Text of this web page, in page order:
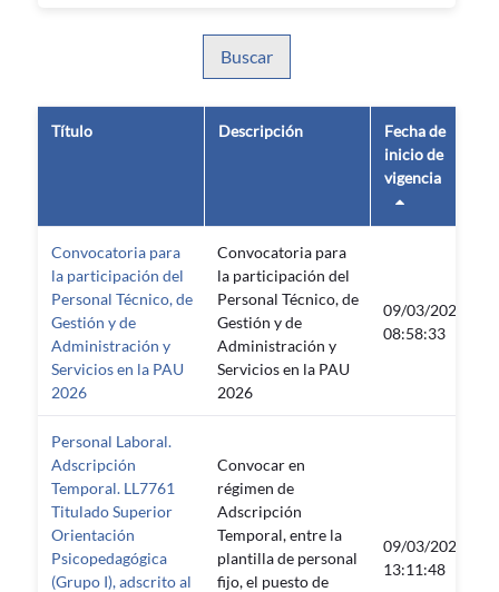
Buscar
Título Descripción
Fecha de
inicio de
vigencia
Convocatoria para
la participación del
Personal Técnico, de
Gestión y de
Administración y
Servicios en la PAU
2026
Convocatoria para
la participación del
Personal Técnico, de
Gestión y de
Administración y
Servicios en la PAU
2026
09/03/2026
08:58:33
Personal Laboral.
Adscripción
Temporal. LL7761
Titulado Superior
Orientación
Psicopedagógica
(Grupo I), adscrito al
Convocar en
régimen de
Adscripción
Temporal, entre la
plantilla de personal
fijo, el puesto de
09/03/2026
13:11:48